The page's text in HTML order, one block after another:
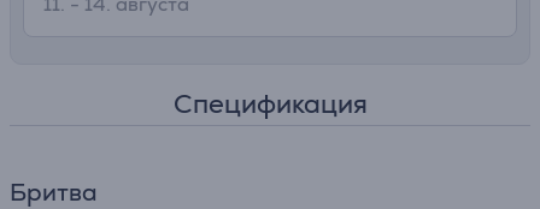
Спецификация
Бритва